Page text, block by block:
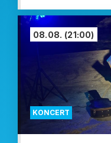
KONCERT
08.08. (21:00)